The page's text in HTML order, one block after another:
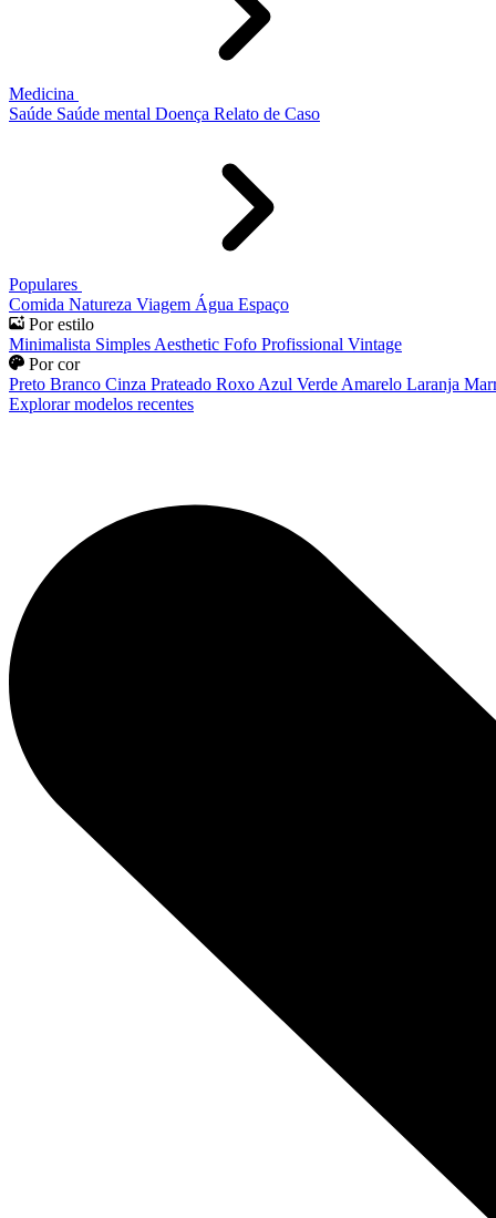
Medicina
Saúde Saúde mental Doença Relato de Caso
Populares
Comida Natureza Viagem Água Espaço
Por estilo
Minimalista Simples Aesthetic Fofo Profissional Vintage
Por cor
Preto Branco Cinza Prateado Roxo Azul Verde Amarelo Laranja
Explorar modelos recentes